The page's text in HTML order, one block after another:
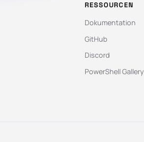
RESSOURCEN
Dokumentation
GitHub
Discord
PowerShell Gallery